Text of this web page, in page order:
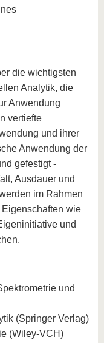
die wichtigsten
Analytik, die
Anwendung
vertiefte
und ihrer
Anwendung der
gefestigt -
Ausdauer und
im Rahmen
wie
und
und
(Springer Verlag)
(Wiley-VCH)